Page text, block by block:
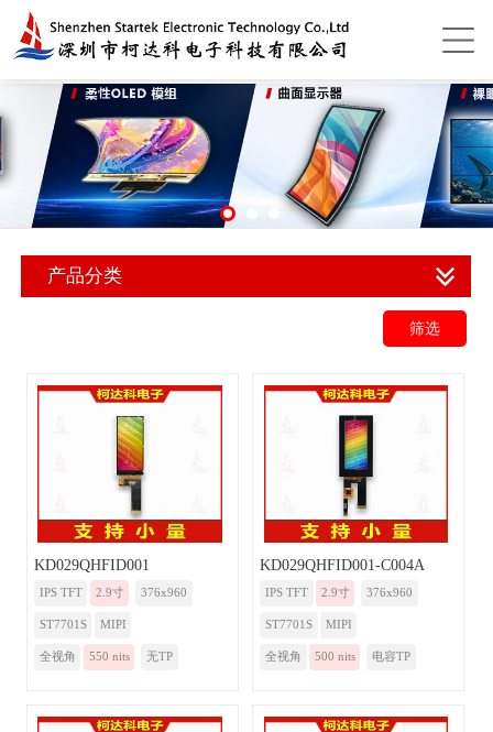
产品分类
筛选
KD029QHFID001
IPS TFT 2.9寸 376x960
ST7701S MIPI
全视角 550 nits 无TP
KD029QHFID001-C004A
IPS TFT 2.9寸 376x960
ST7701S MIPI
全视角 500 nits 电容TP